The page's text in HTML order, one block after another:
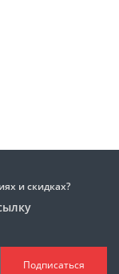
и скидках?
Подписаться